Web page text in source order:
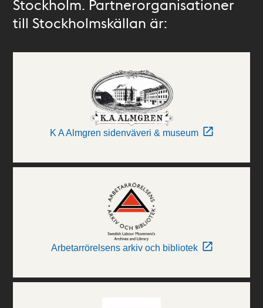
Stockholm. Partnerorganisationer
till Stockholmskällan är:
K A Almgren sidenväveri & museum
Arbetarrörelsens arkiv och bibliotek